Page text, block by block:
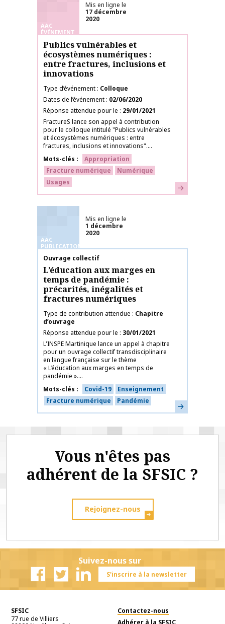
AAC
ÉVÉNEMENT
Mis en ligne le
17 décembre
2020
Publics vulnérables et
écosystèmes numériques :
entre fractures, inclusions et
innovations
Type d’événement Colloque
Dates de l’événement 02/06/2020
Réponse attendue pour le
29/01/2021
FractureS lance son appel à contribution
pour le colloque intitulé "Publics vulnérables
et écosystèmes numériques : entre
fractures, inclusions et innovations"....
Mots-clés
Appropriation
Fracture numérique
Numérique
Usages
En savoir plus
AAC
PUBLICATIONS
Mis en ligne le
1 décembre
2020
Nom de la publication
Ouvrage collectif
L’éducation aux marges en
temps de pandémie :
précarités, inégalités et
fractures numériques
Type de contribution attendue
Chapitre
d’ouvrage
Réponse attendue pour le
30/01/2021
L'INSPE Martinique lance un appel à chapitre
pour un ouvrage collectif transdisciplinaire
en langue française sur le thème
« L’éducation aux marges en temps de
pandémie »....
Mots-clés
Covid-19
Enseignement
Fracture numérique
Pandémie En savoir plus
Vous n'êtes pas
adhérent de la SFSIC ?
Rejoignez-nous
Suivez-nous sur
S'inscrire à la newsletter
SFSIC
77 rue de Villiers
Contactez-nous